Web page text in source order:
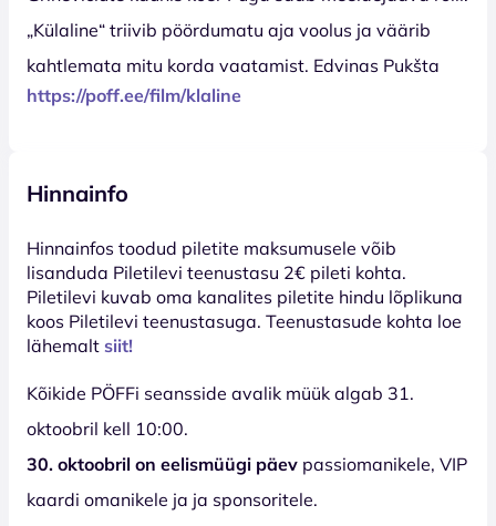
„Külaline“ triivib pöördumatu aja voolus ja väärib
kahtlemata mitu korda vaatamist. Edvinas Pukšta
https://poff.ee/film/klaline
Hinnainfo
Hinnainfos toodud piletite maksumusele võib
lisanduda Piletilevi teenustasu 2€ pileti kohta.
Piletilevi kuvab oma kanalites piletite hindu lõplikuna
koos Piletilevi teenustasuga. Teenustasude kohta loe
lähemalt siit!
Kõikide PÖFFi seansside avalik müük algab 31.
oktoobril kell 10:00.
30. oktoobril on eelismüügi päev passiomanikele, VIP
kaardi omanikele ja ja sponsoritele.